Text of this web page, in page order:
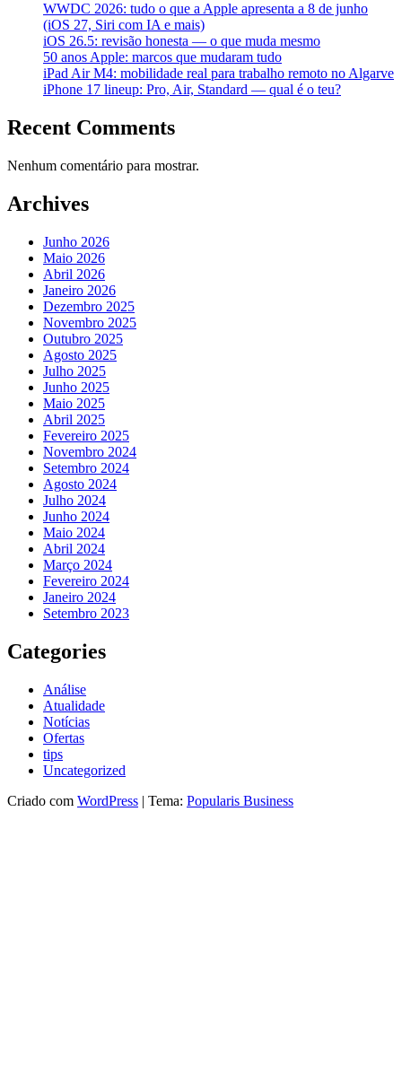
WWDC 2026: tudo o que a Apple apresenta a 8 de junho
(iOS 27, Siri com IA e mais)
iOS 26.5: revisão honesta — o que muda mesmo
50 anos Apple: marcos que mudaram tudo
iPad Air M4: mobilidade real para trabalho remoto no Algarve
iPhone 17 lineup: Pro, Air, Standard — qual é o teu?
Recent Comments
Nenhum comentário para mostrar.
Archives
Junho 2026
Maio 2026
Abril 2026
Janeiro 2026
Dezembro 2025
Novembro 2025
Outubro 2025
Agosto 2025
Julho 2025
Junho 2025
Maio 2025
Abril 2025
Fevereiro 2025
Novembro 2024
Setembro 2024
Agosto 2024
Julho 2024
Junho 2024
Maio 2024
Abril 2024
Março 2024
Fevereiro 2024
Janeiro 2024
Setembro 2023
Categories
Análise
Atualidade
Notícias
Ofertas
tips
Uncategorized
Criado com WordPress | Tema: Popularis Business